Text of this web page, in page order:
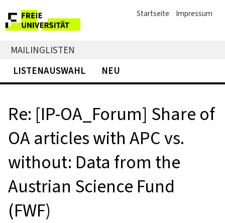
Startseite Impressum
MAILINGLISTEN
LISTENAUSWAHL
NEU
Re: [IP-OA_Forum] Share of
OA articles with APC vs.
without: Data from the
Austrian Science Fund
(FWF)